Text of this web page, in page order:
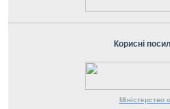
Корисні
Міністерство